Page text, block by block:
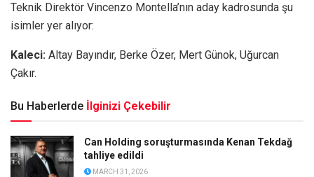
Teknik Direktör Vincenzo Montella’nın aday kadrosunda şu
isimler yer alıyor:
Kaleci: Altay Bayındır, Berke Özer, Mert Günok, Uğurcan
Çakır.
Bu Haberlerde İlginizi Çekebilir
Can Holding soruşturmasında Kenan Tekdağ
tahliye edildi
MARCH 31, 2026